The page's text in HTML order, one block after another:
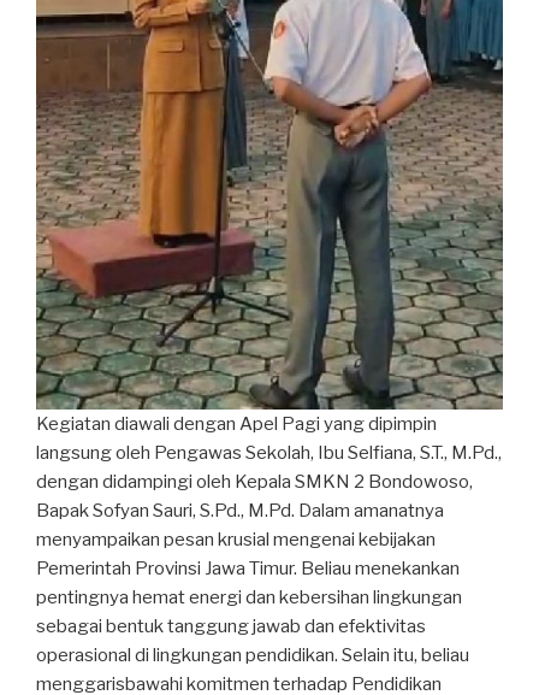
Kegiatan diawali dengan Apel Pagi yang dipimpin
langsung oleh Pengawas Sekolah, Ibu Selfiana, S.T., M.Pd.,
dengan didampingi oleh Kepala SMKN 2 Bondowoso,
Bapak Sofyan Sauri, S.Pd., M.Pd. Dalam amanatnya
menyampaikan pesan krusial mengenai kebijakan
Pemerintah Provinsi Jawa Timur. Beliau menekankan
pentingnya hemat energi dan kebersihan lingkungan
sebagai bentuk tanggung jawab dan efektivitas
operasional di lingkungan pendidikan. Selain itu, beliau
menggarisbawahi komitmen terhadap Pendidikan